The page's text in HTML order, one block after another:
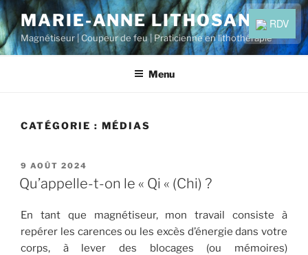
Aller
au
contenu
principal
MARIE-ANNE LITHOSANO
Magnétiseur | Coupeur de feu | Praticienne en lithothérapie
Menu
CATÉGORIE : MÉDIAS
PUBLIÉ
LE
9 AOÛT 2024
Qu’appelle-t-on le « Qi « (Chi) ?
En tant que magnétiseur, mon travail consiste à
repérer les carences ou les excès d’énergie dans votre
corps, à lever des blocages (ou mémoires)
RDV